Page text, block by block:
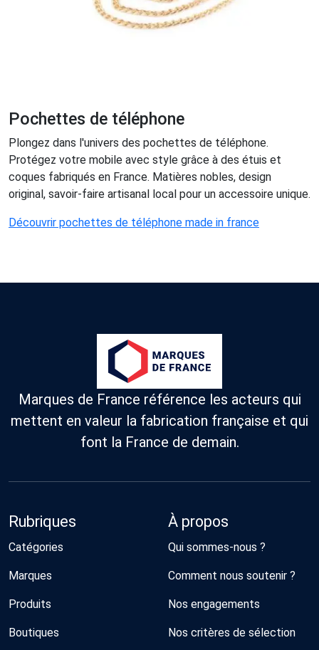
Pochettes de téléphone
Plongez dans l'univers des pochettes de téléphone.
Protégez votre mobile avec style grâce à des étuis et
coques fabriqués en France. Matières nobles, design
original, savoir-faire artisanal local pour un accessoire unique.
Découvrir pochettes de téléphone made in france
Marques de France référence les acteurs qui
mettent en valeur la fabrication française et qui
font la France de demain.
Rubriques
Catégories
Marques
Produits
Boutiques
À propos
Qui sommes-nous ?
Comment nous soutenir ?
Nos engagements
Nos critères de sélection